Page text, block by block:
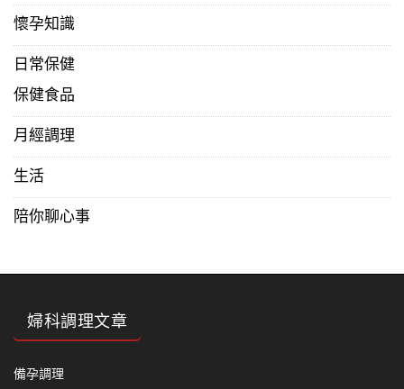
懷孕知識
日常保健
保健食品
月經調理
生活
陪你聊心事
婦科調理文章
備孕調理